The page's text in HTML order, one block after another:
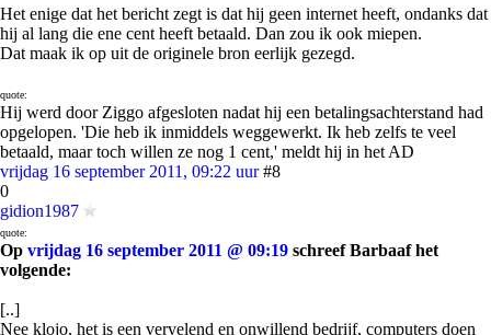
Het enige dat het bericht zegt is dat hij geen internet heeft, ondanks dat
hij al lang die ene cent heeft betaald. Dan zou ik ook miepen.
Dat maak ik op uit de originele bron eerlijk gezegd.
quote:
Hij werd door Ziggo afgesloten nadat hij een betalingsachterstand had
opgelopen. 'Die heb ik inmiddels weggewerkt. Ik heb zelfs te veel
betaald, maar toch willen ze nog 1 cent,' meldt hij in het AD
vrijdag 16 september 2011, 09:22 uur #8
0
gidion1987
quote:
Op vrijdag 16 september 2011 @ 09:19 schreef Barbaaf het
volgende:
[..]
Nee klojo, het is een vervelend en onwillend bedrijf, computers doen